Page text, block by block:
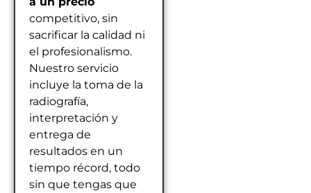
competitivo, sin
sacrificar la calidad ni
el profesionalismo.
Nuestro servicio
incluye la toma de la
radiografía,
interpretación y
entrega de
resultados en un
tiempo récord, todo
sin que tengas que